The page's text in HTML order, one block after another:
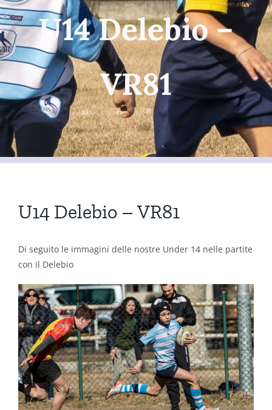
U14 Delebio –
VR81
U14 Delebio – VR81
Di seguito le immagini delle nostre Under 14 nelle partite
con il Delebio